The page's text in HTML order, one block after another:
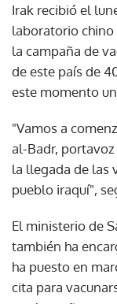
Irak recibió el
laboratorio chino
la campaña de
de este país de
este momento
"Vamos a
al-Badr,
la llegada de las
pueblo iraquí",
El ministerio de
también ha
ha puesto en
cita para